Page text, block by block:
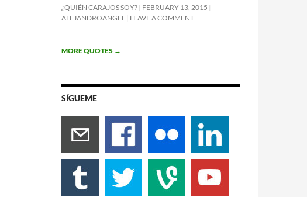
¿QUIÉN CARAJOS SOY? FEBRUARY 13, 2015
ALEJANDROANGEL LEAVE A COMMENT
MORE QUOTES →
SÍGUEME